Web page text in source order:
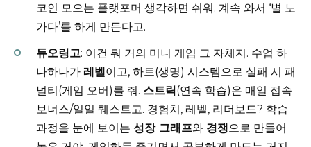
코인 모으는 플랫포머 생각하면 쉬워. 계속 와서 ‘별 노
가다’를 하게 만든다고.
듀오링고: 이건 뭐 거의 미니 게임 그 자체지. 수업 하
나하나가 레벨이고, 하트(생명) 시스템으로 실패 시 패
널티(게임 오버)를 줘. 스트릭(연속 학습)은 매일 접속
보너스/일일 퀘스트고. 경험치, 레벨, 리더보드? 학습
과정을 눈에 보이는 성장 그래프와 경쟁으로 만들어